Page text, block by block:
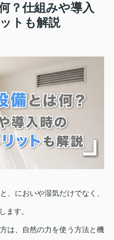
？仕組みや導入
トも解説
、においや湿気だけでなく、
ます。
は、自然の力を使う方法と機